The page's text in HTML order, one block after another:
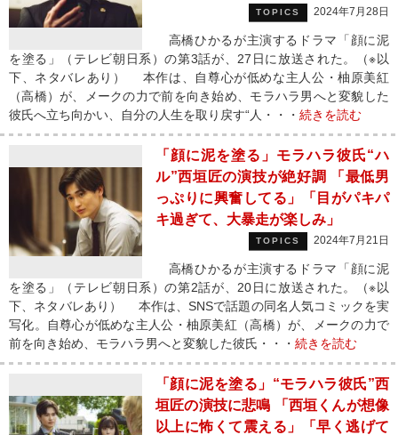
TOPICS 2024年7月28日
高橋ひかるが主演するドラマ「顔に泥
を塗る」（テレビ朝日系）の第3話が、27日に放送された。（※以
下、ネタバレあり） 本作は、自尊心が低めな主人公・柚原美紅
（高橋）が、メークの力で前を向き始め、モラハラ男へと変貌した
彼氏へ立ち向かい、自分の人生を取り戻す“人・・・ 続きを読む
「顔に泥を塗る」モラハラ彼氏“ハ
ル”西垣匠の演技が絶好調 「最低男
っぷりに興奮してる」「目がパキパ
キ過ぎて、大暴走が楽しみ」
TOPICS 2024年7月21日
高橋ひかるが主演するドラマ「顔に泥
を塗る」（テレビ朝日系）の第2話が、20日に放送された。（※以
下、ネタバレあり） 本作は、SNSで話題の同名人気コミックを実
写化。自尊心が低めな主人公・柚原美紅（高橋）が、メークの力で
前を向き始め、モラハラ男へと変貌した彼氏・・・ 続きを読む
「顔に泥を塗る」“モラハラ彼氏”西
垣匠の演技に悲鳴 「西垣くんが想像
以上に怖くて震える」「早く逃げて